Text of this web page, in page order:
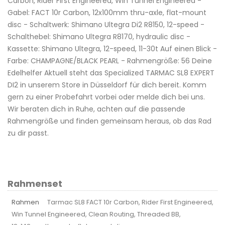
Gabel: FACT 10r Carbon, 12x100mm thru-axle, flat-mount
disc - Schaltwerk: Shimano Ultegra Di2 R8150, 12-speed -
Schalthebel: Shimano Ultegra R8170, hydraulic disc -
Kassette: Shimano Ultegra, 12-speed, 11-30t Auf einen Blick -
Farbe: CHAMPAGNE/BLACK PEARL - Rahmengröße: 56 Deine
Edelhelfer Aktuell steht das Specialized TARMAC SL8 EXPERT
DI2 in unserem Store in Düsseldorf für dich bereit. Komm
gern zu einer Probefahrt vorbei oder melde dich bei uns.
Wir beraten dich in Ruhe, achten auf die passende
Rahmengröße und finden gemeinsam heraus, ob das Rad
zu dir passt.
Rahmenset
Rahmen
Tarmac SL8 FACT 10r Carbon, Rider First Engineered,
Win Tunnel Engineered, Clean Routing, Threaded BB,